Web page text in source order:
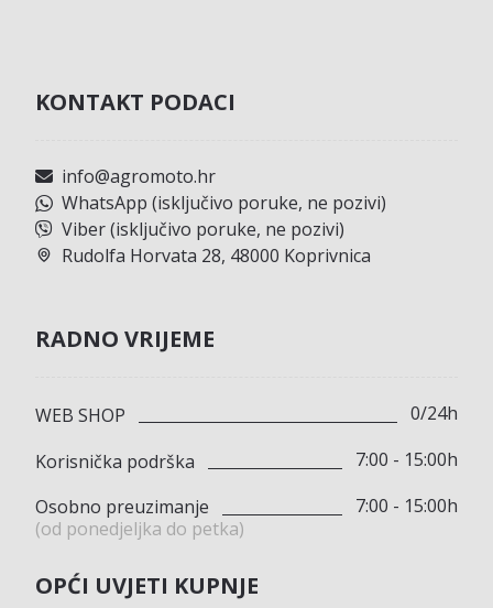
KONTAKT PODACI
info@agromoto.hr
WhatsApp (isključivo poruke, ne pozivi)
Viber (isključivo poruke, ne pozivi)
Rudolfa Horvata 28, 48000 Koprivnica
RADNO VRIJEME
WEB SHOP
0/24h
Korisnička podrška
7:00 - 15:00h
Osobno preuzimanje
(od ponedjeljka do petka)
7:00 - 15:00h
OPĆI UVJETI KUPNJE